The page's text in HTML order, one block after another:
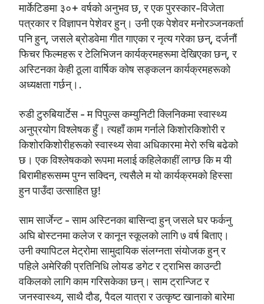
मार्केटिङमा ३०+ वर्षको अनुभव छ, र एक पुरस्कार-विजेता
पत्रकार र विज्ञापन पेशेवर हुन्। उनी एक पेशेवर मनोरञ्जनकर्ता
पनि हुन्, जसले ब्रोडवेमा गीत गाएका र नृत्य गरेका छन्, दर्जनौं
फिचर फिल्महरू र टेलिभिजन कार्यक्रमहरूमा देखिएका छन्, र
अस्टिनका केही ठूला वार्षिक कोष सङ्कलन कार्यक्रमहरूको
अध्यक्षता गर्छन्।.
रुडी टुरुबियार्टेस - म पिपुल्स कम्युनिटी क्लिनिकमा स्वास्थ्य
अनुप्रयोग विश्लेषक हुँ। त्यहाँ काम गर्नाले किशोरकिशोरी र
किशोरकिशोरीहरूको स्वास्थ्य सेवा अधिकारमा मेरो रुचि बढेको
छ। एक विश्लेषकको रूपमा मलाई कहिलेकाहीं लाग्छ कि म यी
बिरामीहरूसम्म पुग्न सक्दिन, त्यसैले म यो कार्यक्रमको हिस्सा
हुन पाउँदा उत्साहित छु!
साम सार्जेन्ट - साम अस्टिनका बासिन्दा हुन् जसले घर फर्कनु
अघि बोस्टनमा कलेज र कानून स्कूलको लागि ७ वर्ष बिताए।
उनी क्यापिटल मेट्रोमा सामुदायिक संलग्नता संयोजक हुन् र
पहिले अमेरिकी प्रतिनिधि लोयड डगेट र ट्राभिस काउन्टी
वकिलको लागि काम गरिसकेका छन्। साम ट्रान्जिट र
जनस्वास्थ्य, साथै दौड, पैदल यात्रा र उत्कृष्ट खानाको बारेमा